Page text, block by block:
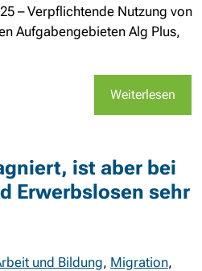
– Verpflichtende Nutzung von
Aufgabengebieten Alg Plus,
Weiterlesen
ist aber bei
Erwerbslosen sehr
und Bildung, Migration,